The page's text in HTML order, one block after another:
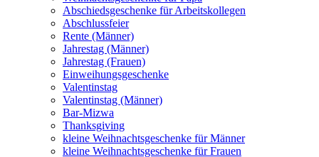
Abschiedsgeschenke für Arbeitskollegen
Abschlussfeier
Rente (Männer)
Jahrestag (Männer)
Jahrestag (Frauen)
Einweihungsgeschenke
Valentinstag
Valentinstag (Männer)
Bar-Mizwa
Thanksgiving
kleine Weihnachtsgeschenke für Männer
kleine Weihnachtsgeschenke für Frauen